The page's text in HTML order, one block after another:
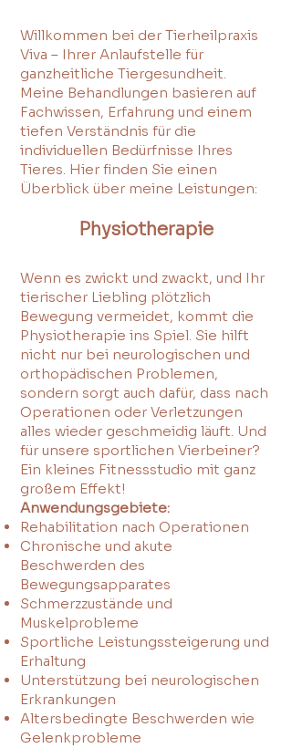
Willkommen bei der Tierheilpraxis
Viva – Ihrer Anlaufstelle für
ganzheitliche Tiergesundheit.
Meine Behandlungen basieren auf
Fachwissen, Erfahrung und einem
tiefen Verständnis für die
individuellen Bedürfnisse Ihres
Tieres. Hier finden Sie einen
Überblick über meine Leistungen:
Physiotherapie
Wenn es zwickt und zwackt, und Ihr
tierischer Liebling plötzlich
Bewegung vermeidet, kommt die
Physiotherapie ins Spiel. Sie hilft
nicht nur bei neurologischen und
orthopädischen Problemen,
sondern sorgt auch dafür, dass nach
Operationen oder Verletzungen
alles wieder geschmeidig läuft. Und
für unsere sportlichen Vierbeiner?
Ein kleines Fitnessstudio mit ganz
großem Effekt!
Anwendungsgebiete:
Rehabilitation nach Operationen
Chronische und akute
Beschwerden des
Bewegungsapparates
Schmerzzustände und
Muskelprobleme
Sportliche Leistungssteigerung und
Erhaltung
Unterstützung bei neurologischen
Erkrankungen
Altersbedingte Beschwerden wie
Gelenkprobleme